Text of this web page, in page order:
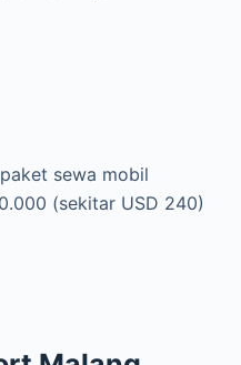
sewa mobil
(sekitar USD 240)